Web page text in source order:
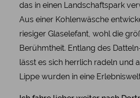
das in einen Landschaftspark
Aus einer Kohlenwäsche
riesiger Glaselefant, wohl die
Berühmtheit. Entlang des
lässt es sich herrlich radeln und
Lippe wurden in eine